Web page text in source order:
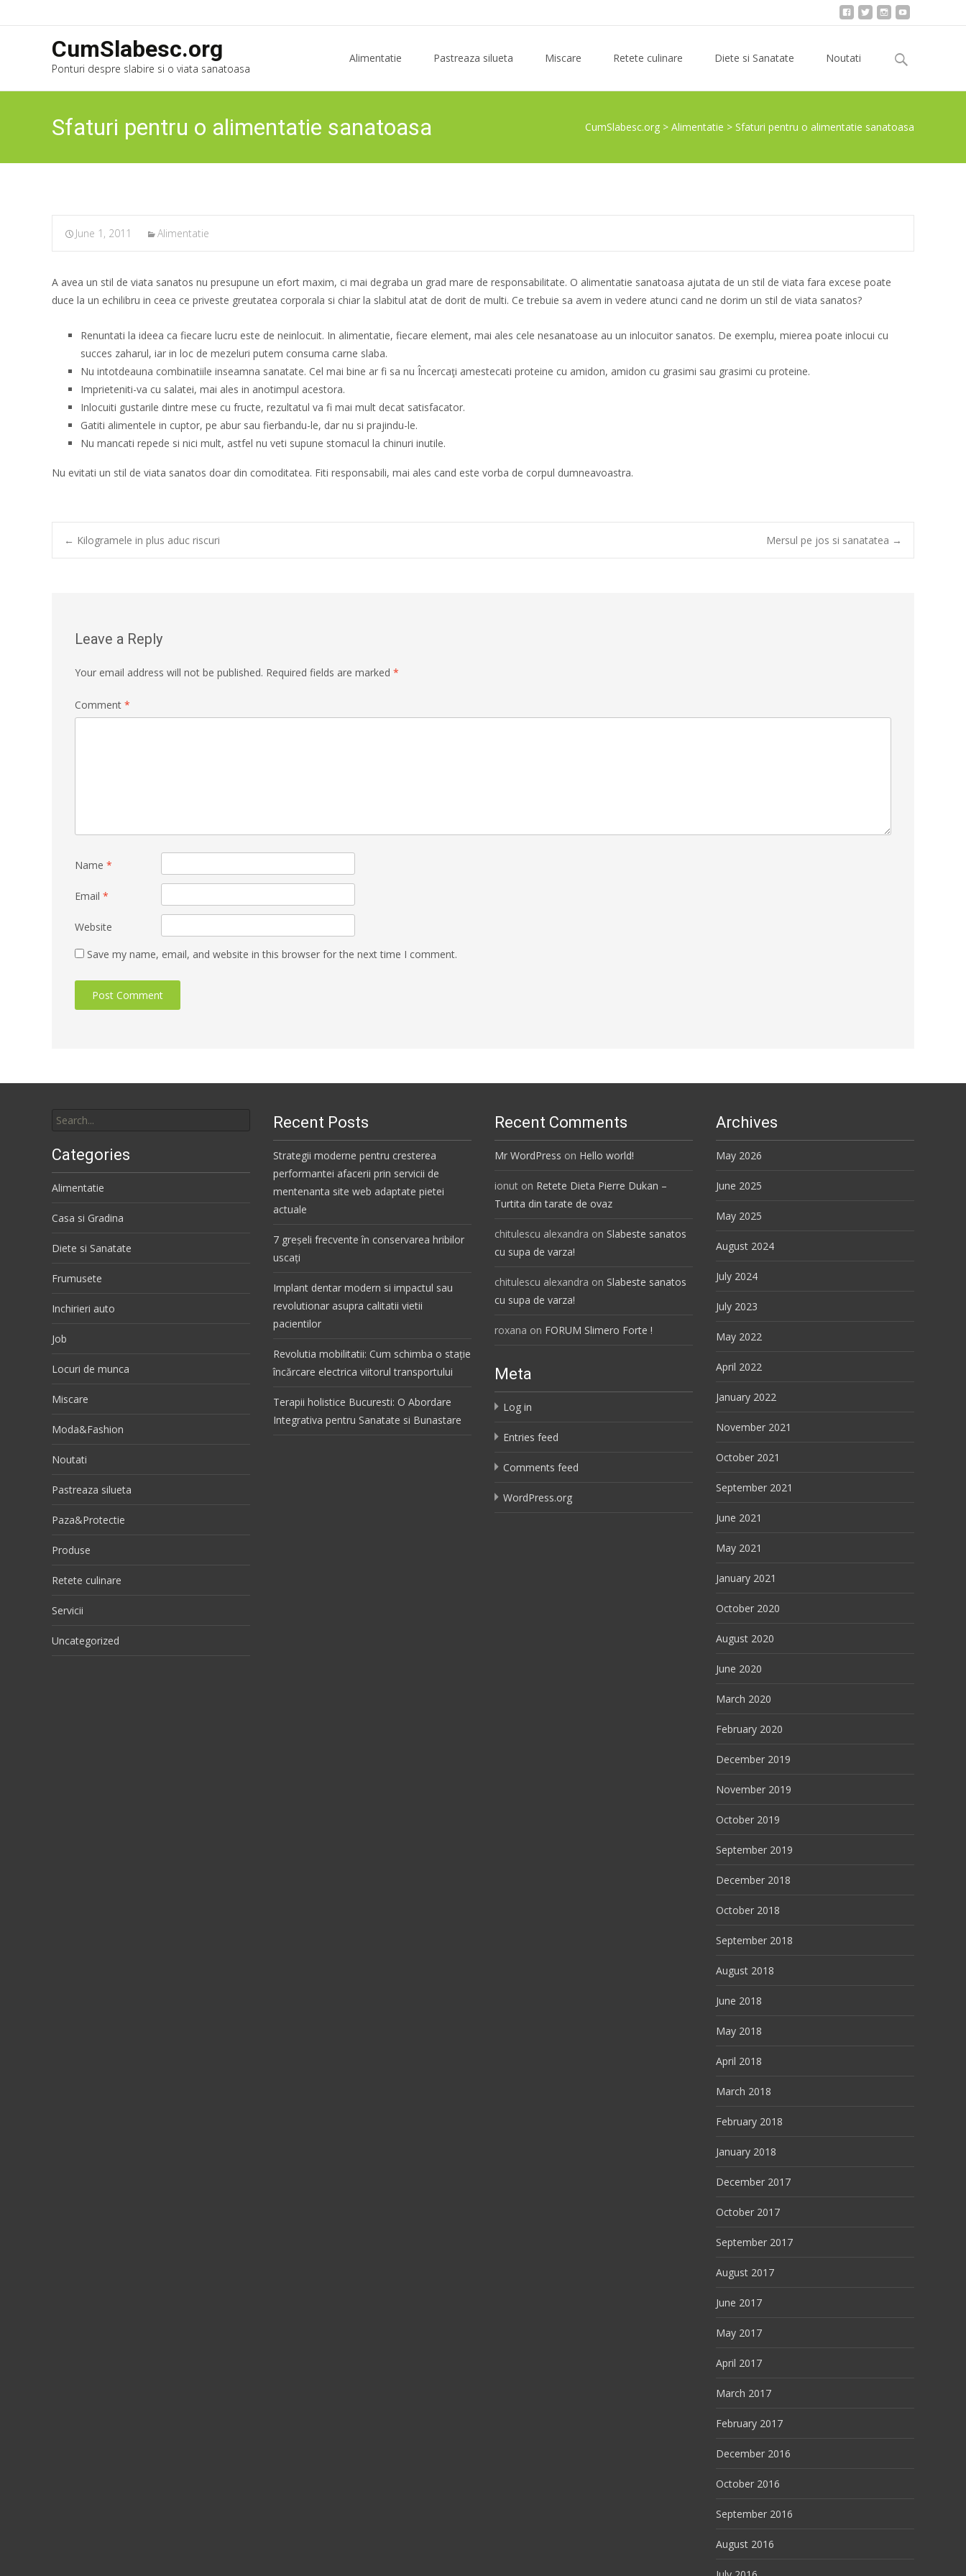
CumSlabesc.org
Ponturi despre slabire si o viata sanatoasa
Alimentatie Pastreaza silueta Miscare Retete culinare Diete si Sanatate Noutati
Search
Sfaturi pentru o alimentatie sanatoasa CumSlabesc.org > Alimentatie > Sfaturi pentru o alimentatie sanatoasa
June 1, 2011 Alimentatie
A avea un stil de viata sanatos nu presupune un efort maxim, ci mai degraba un grad mare de responsabilitate. O alimentatie sanatoasa ajutata de un stil de viata fara excese poate
duce la un echilibru in ceea ce priveste greutatea corporala si chiar la slabitul atat de dorit de multi. Ce trebuie sa avem in vedere atunci cand ne dorim un stil de viata sanatos?
Renuntati la ideea ca fiecare lucru este de neinlocuit. In alimentatie, fiecare element, mai ales cele nesanatoase au un inlocuitor sanatos. De exemplu, mierea poate inlocui cu
succes zaharul, iar in loc de mezeluri putem consuma carne slaba.
Nu intotdeauna combinatiile inseamna sanatate. Cel mai bine ar fi sa nu Încercaţi amestecati proteine cu amidon, amidon cu grasimi sau grasimi cu proteine.
Imprieteniti-va cu salatei, mai ales in anotimpul acestora.
Inlocuiti gustarile dintre mese cu fructe, rezultatul va fi mai mult decat satisfacator.
Gatiti alimentele in cuptor, pe abur sau fierbandu-le, dar nu si prajindu-le.
Nu mancati repede si nici mult, astfel nu veti supune stomacul la chinuri inutile.
Nu evitati un stil de viata sanatos doar din comoditatea. Fiti responsabili, mai ales cand este vorba de corpul dumneavoastra.
Post
← Kilogramele in plus aduc riscuri Mersul pe jos si sanatatea →
Leave a Reply
Your email address will not be published. Required fields are marked *
Comment *
Name *
Email *
Website
Save my name, email, and website in this browser for the next time I comment.
for:
Recent Posts
Strategii moderne pentru cresterea
performantei afacerii prin servicii de
mentenanta site web adaptate pietei
actuale
7 greșeli frecvente în conservarea hribilor
uscați
Implant dentar modern si impactul sau
revolutionar asupra calitatii vietii
pacientilor
Revolutia mobilitatii: Cum schimba o stație
încărcare electrica viitorul transportului
Terapii holistice Bucuresti: O Abordare
Integrativa pentru Sanatate si Bunastare
Recent Comments
Mr WordPress on Hello world!
ionut on Retete Dieta Pierre Dukan –
Turtita din tarate de ovaz
chitulescu alexandra on Slabeste sanatos
cu supa de varza!
chitulescu alexandra on Slabeste sanatos
cu supa de varza!
roxana on FORUM Slimero Forte !
Archives
May 2026
June 2025
May 2025
August 2024
July 2024
July 2023
May 2022
April 2022
January 2022
November 2021
October 2021
September 2021
June 2021
May 2021
January 2021
October 2020
August 2020
June 2020
March 2020
February 2020
December 2019
November 2019
October 2019
September 2019
December 2018
October 2018
September 2018
August 2018
June 2018
May 2018
April 2018
March 2018
February 2018
January 2018
December 2017
October 2017
September 2017
August 2017
June 2017
May 2017
April 2017
March 2017
February 2017
December 2016
October 2016
September 2016
August 2016
Categories
Alimentatie
Casa si Gradina
Diete si Sanatate
Frumusete
Inchirieri auto
Job
Locuri de munca
Miscare
Moda&Fashion
Noutati
Pastreaza silueta
Paza&Protectie
Produse
Retete culinare
Servicii
Uncategorized
Meta
Log in
Entries feed
Comments feed
WordPress.org